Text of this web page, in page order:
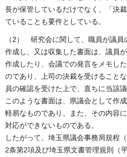
長が保管しているだけでなく、「決
ていることも要件としている。
（2） 研究会に関して、職員が議員
作成し、又は収集した書面は、議員
作成したり、会議での発言をメモし
のであり、上司の決裁を受けること
員の確認を受けた上で、直ちに当該
このような書面は、県議会として作
軽易なものであり、また、その内容
対応ができないものである。
したがって、埼玉県議会事務局規程
2条第2項及び埼玉県文書管理規則（